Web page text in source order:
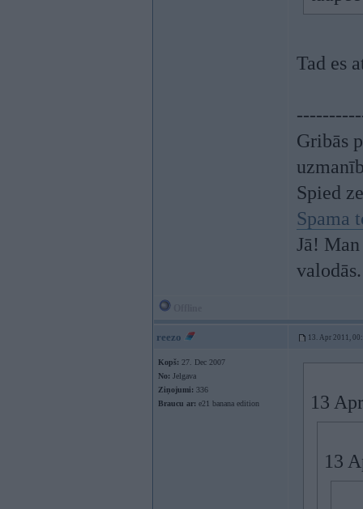
Tad es
Gribās
Spied
Spama
Jā!
valodās.
reezo 13. Apr 2011,
Kopš: 27. Dec 2007
No: Jelgava
Ziņojumi: 336
Braucu ar: e21 banana edition 13
13